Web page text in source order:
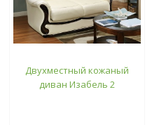
Двухместный кожаный
диван Изабель 2